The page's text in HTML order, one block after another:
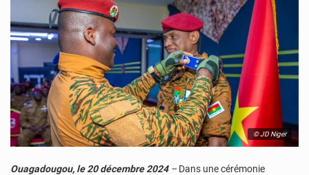
© JD Niger
Ouagadougou, le 20 décembre 2024–Dans une cérémonie